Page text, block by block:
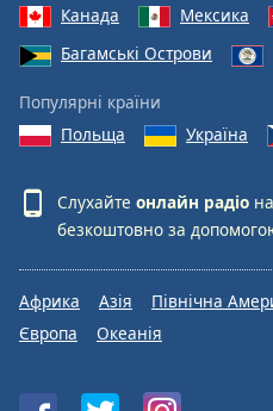
dialog
window.
Канада
Мексика
Багамські Острови
Популярні країни
Польща
Україна
Слухайте онлайн радіо
безкоштовно за
Африка Азія Північна
Європа
Океанія